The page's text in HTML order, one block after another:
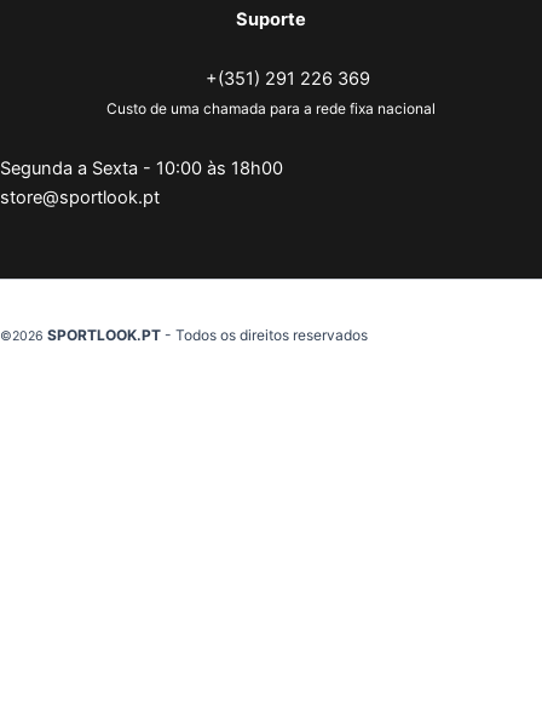
Suporte
+(351) 291 226 369
Custo de uma chamada para a rede fixa nacional
Segunda a Sexta - 10:00 às 18h00
store@sportlook.pt
©2026 SPORTLOOK.PT - Todos os direitos reservados